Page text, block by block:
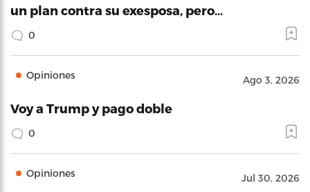
un plan contra su exesposa, pero…
0
Opiniones Ago 3, 2026
Voy a Trump y pago doble
0
Opiniones Jul 30, 2026